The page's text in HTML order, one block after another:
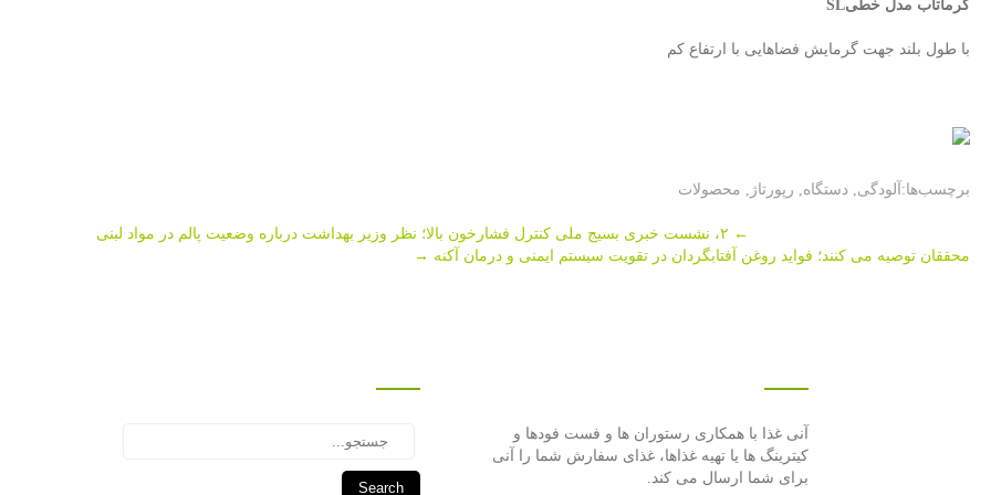
گرماتاب مدل خطیSL
با طول بلند جهت گرمایش فضاهایی با ارتفاع کم
برچسب‌ها: آلودگی, دستگاه, رپورتاژ , محصولات
navigation
←
محققان توصیه می كنند؛ فواید روغن آفتابگردان در تقویت سیستم ایمنی و درمان آكنه →
آنی غذا با همكاری رستوران ها و فست فودها و
كیترینگ ها یا تهیه غذاها، غذای سفارش شما را آنی
برای شما ارسال می كند.